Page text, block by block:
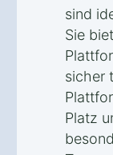
sind
Sie
sicher
Platz